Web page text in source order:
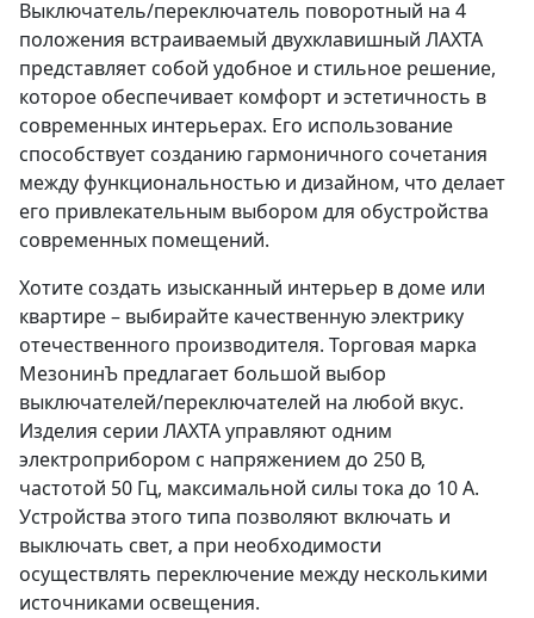
Выключатель/переключатель поворотный на 4
положения встраиваемый двухклавишный ЛАХТА
представляет собой удобное и стильное решение,
которое обеспечивает комфорт и эстетичность в
современных интерьерах. Его использование
способствует созданию гармоничного сочетания
между функциональностью и дизайном, что делает
его привлекательным выбором для обустройства
современных помещений.
Хотите создать изысканный интерьер в доме или
квартире – выбирайте качественную электрику
отечественного производителя. Торговая марка
МезонинЪ предлагает большой выбор
выключателей/переключателей на любой вкус.
Изделия серии ЛАХТА управляют одним
электроприбором с напряжением до 250 В,
частотой 50 Гц, максимальной силы тока до 10 А.
Устройства этого типа позволяют включать и
выключать свет, а при необходимости
осуществлять переключение между несколькими
источниками освещения.